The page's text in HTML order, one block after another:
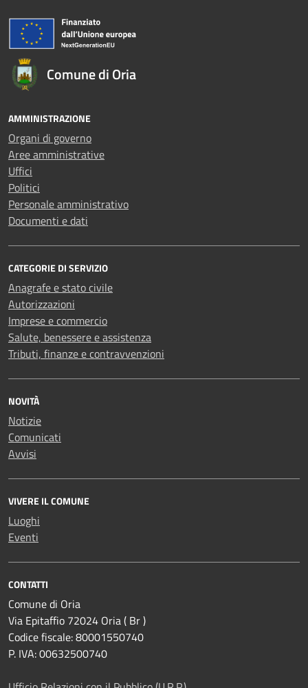
Comune di Oria
AMMINISTRAZIONE
Organi di governo
Aree amministrative
Uffici
Politici
Personale amministrativo
Documenti e dati
CATEGORIE DI SERVIZIO
Anagrafe e stato civile
Autorizzazioni
Imprese e commercio
Salute, benessere e assistenza
Tributi, finanze e contravvenzioni
NOVITÀ
Notizie
Comunicati
Avvisi
VIVERE IL COMUNE
Luoghi
Eventi
CONTATTI
Comune di Oria
Via Epitaffio 72024 Oria ( Br )
Codice fiscale: 80001550740
P. IVA: 00632500740